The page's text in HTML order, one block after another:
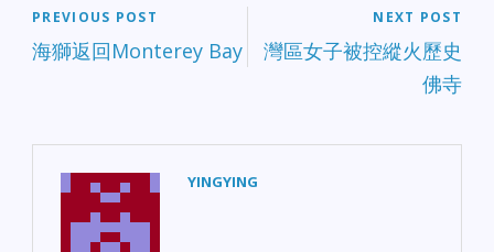
PREVIOUS POST
海獅返回Monterey Bay
NEXT POST
灣區女子被控縱火歷史
佛寺
YINGYING